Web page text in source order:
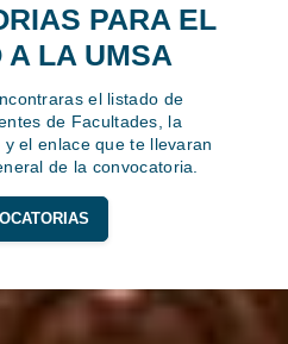
PARA EL
A LA UMSA
el listado de
de Facultades, la
el enlace que te llevaran
de la convocatoria.